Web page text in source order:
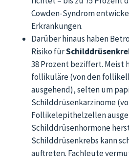
Cowden-Syndrom
Erkrankungen.
Darüber hinaus haben
Risiko für
38 Prozent beziffert. Meist
follikuläre (von den
ausgehend), selten um
Schilddrüsenkarzinome
Follikelepithelzellen
Schilddrüsenhormone
Schilddrüsenkrebs kann
auftreten. Fachleute